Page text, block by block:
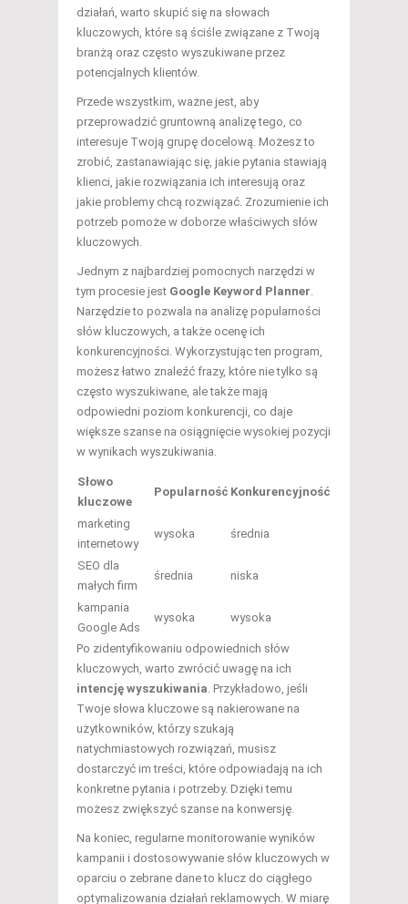
działań, warto skupić się na słowach
kluczowych, które są ściśle związane z Twoją
branżą oraz często wyszukiwane przez
potencjalnych klientów.
Przede wszystkim, ważne jest, aby
przeprowadzić gruntowną analizę tego, co
interesuje Twoją grupę docelową. Możesz to
zrobić, zastanawiając się, jakie pytania stawiają
klienci, jakie rozwiązania ich interesują oraz
jakie problemy chcą rozwiązać. Zrozumienie ich
potrzeb pomoże w doborze właściwych słów
kluczowych.
Jednym z najbardziej pomocnych narzędzi w
tym procesie jest Google Keyword Planner
Narzędzie to pozwala na analizę popularności
słów kluczowych, a także ocenę ich
konkurencyjności. Wykorzystując ten program,
możesz łatwo znaleźć frazy, które nie tylko są
często wyszukiwane, ale także mają
odpowiedni poziom konkurencji, co daje
większe szanse na osiągnięcie wysokiej pozycji
w wynikach wyszukiwania.
Słowo
kluczowe
Popularność Konkurencyjność
marketing
internetowy
wysoka średnia
SEO dla
małych firm
średnia niska
kampania
Google Ads
wysoka wysoka
Po zidentyfikowaniu odpowiednich słów
kluczowych, warto zwrócić uwagę na ich
intencję wyszukiwania . Przykładowo, jeśli
Twoje słowa kluczowe są nakierowane na
użytkowników, którzy szukają
natychmiastowych rozwiązań, musisz
dostarczyć im treści, które odpowiadają na ich
konkretne pytania i potrzeby. Dzięki temu
możesz zwiększyć szanse na konwersję.
Na koniec, regularne monitorowanie wyników
kampanii i dostosowywanie słów kluczowych w
oparciu o zebrane dane to klucz do ciągłego
optymalizowania działań reklamowych. W miarę